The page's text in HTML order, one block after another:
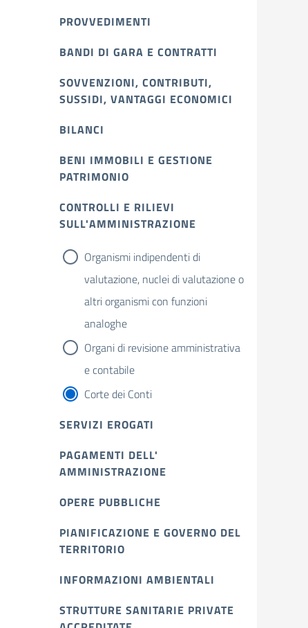
PROVVEDIMENTI
BANDI DI GARA E CONTRATTI
SOVVENZIONI, CONTRIBUTI,
SUSSIDI, VANTAGGI ECONOMICI
BILANCI
BENI IMMOBILI E GESTIONE
PATRIMONIO
CONTROLLI E RILIEVI
SULL'AMMINISTRAZIONE
Organismi indipendenti di
valutazione, nuclei di valutazione o
altri organismi con funzioni
analoghe
Organi di revisione amministrativa
e contabile
Corte dei Conti
SERVIZI EROGATI
PAGAMENTI DELL'
AMMINISTRAZIONE
OPERE PUBBLICHE
PIANIFICAZIONE E GOVERNO DEL
TERRITORIO
INFORMAZIONI AMBIENTALI
STRUTTURE SANITARIE PRIVATE